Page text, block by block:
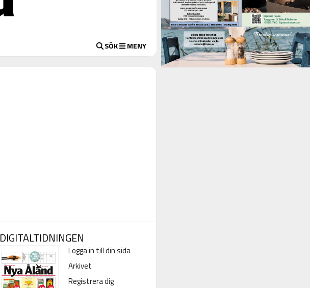
SÖK MENY
DIGITALTIDNINGEN
Logga in till din sida
Arkivet
Registrera dig